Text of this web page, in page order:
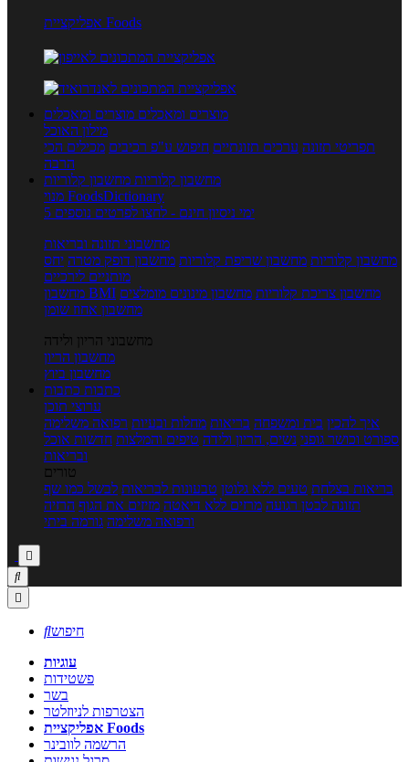
אפליקציית Foods
מוצרים ומאכלים מוצרים ומאכלים
מילון האוכל
תפריטי תזונה ערכים תזונתיים חיפוש ע"פ רכיבים מכילים הכי
הרבה
מחשבון קלוריות מחשבון קלוריות
מנוי FoodsDictionary
5 ימי ניסיון חינם - לחצו לפרטים נוספים
מחשבוני תזונה ובריאות
מחשבון קלוריות מחשבון שריפת קלוריות מחשבון דופק מטרה יחס
מותניים לירכיים
מחשבון BMI
מחשבון צריכת קלוריות מחשבון מינונים מומלצים
מחשבון אחוז שומן
מחשבוני הריון ולידה
מחשבון הריון
מחשבון ביוץ
כתבות כתבות
ערוצי תוכן
איך להכין בית ומשפחה בריאות מחלות ובעיות רפואה משלימה
ספורט וכושר גופני נשים, הריון ולידה טיפים והמלצות חדשות אוכל
ובריאות
טורים
בריאות בצלחת טעים ללא גלוטן טבעונות לבריאות לבשל כמו שף
תזונה לבטן רגועה מרזים ללא דיאטה מזיזים את הגוף הרזיה
ורפואה משלימה גורמה ביתי



חיפוש
עוגיות
פשטידות
בשר
הצטרפות לניוזלטר
אפליקציית Foods
הרשמה לוובינר